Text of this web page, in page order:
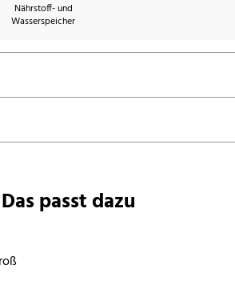
Nährstoff- und
Wasserspeicher
Das passt dazu